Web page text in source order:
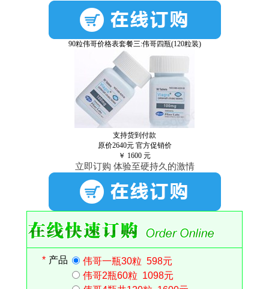
90粒伟哥价格表套餐三:伟哥四瓶(120粒装)
支持货到付款
原价2640元 官方促销价
￥ 1600 元
立即订购 体验至硬持久的激情